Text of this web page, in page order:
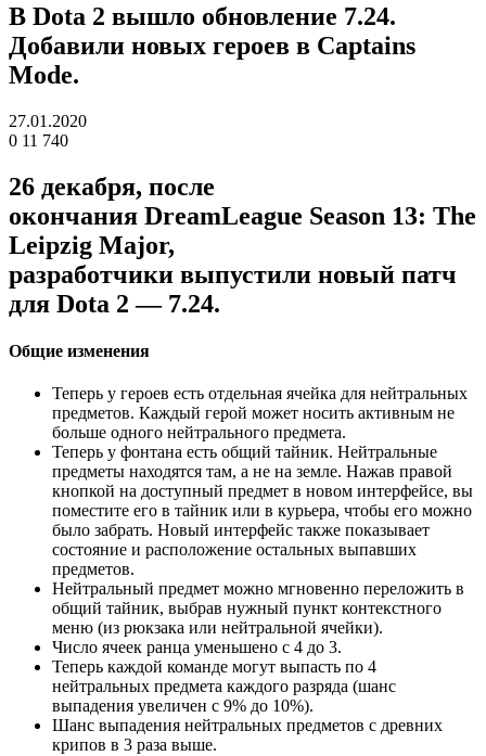
В Dota 2 вышло обновление 7.24.
Добавили новых героев в Captains
Mode.
27.01.2020
0 11 740
26 декабря, после
окончания DreamLeague Season 13: The
Leipzig Major,
разработчики выпустили новый патч
для Dota 2 — 7.24.
Общие изменения
Теперь у героев есть отдельная ячейка для нейтральных
предметов. Каждый герой может носить активным не
больше одного нейтрального предмета.
Теперь у фонтана есть общий тайник. Нейтральные
предметы находятся там, а не на земле. Нажав правой
кнопкой на доступный предмет в новом интерфейсе, вы
поместите его в тайник или в курьера, чтобы его можно
было забрать. Новый интерфейс также показывает
состояние и расположение остальных выпавших
предметов.
Нейтральный предмет можно мгновенно переложить в
общий тайник, выбрав нужный пункт контекстного
меню (из рюкзака или нейтральной ячейки).
Число ячеек ранца уменьшено с 4 до 3.
Теперь каждой команде могут выпасть по 4
нейтральных предмета каждого разряда (шанс
выпадения увеличен с 9% до 10%).
Шанс выпадения нейтральных предметов с древних
крипов в 3 раза выше.